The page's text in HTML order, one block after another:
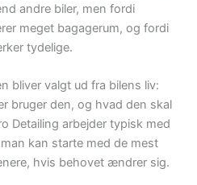
andre biler, men fordi
meget bagagerum, og fordi
tydelige.
bliver valgt ud fra bilens liv:
bruger den, og hvad den skal
Detailing arbejder typisk med
kan starte med de mest
hvis behovet ændrer sig.